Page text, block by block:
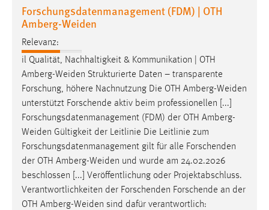
Forschungsdatenmanagement (FDM) | OTH
Amberg-Weiden
Relevanz:
il Qualität, Nachhaltigkeit & Kommunikation | OTH
Amberg-Weiden Strukturierte Daten – transparente
Forschung, höhere Nachnutzung Die OTH Amberg-Weiden
unterstützt Forschende aktiv beim professionellen [...]
Forschungsdatenmanagement (FDM) der OTH Amberg-
Weiden Gültigkeit der Leitlinie Die Leitlinie zum
Forschungsdatenmanagement gilt für alle Forschenden
der OTH Amberg-Weiden und wurde am 24.02.2026
beschlossen [...] Veröffentlichung oder Projektabschluss.
Verantwortlichkeiten der Forschenden Forschende an der
OTH Amberg-Weiden sind dafür verantwortlich: